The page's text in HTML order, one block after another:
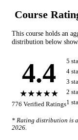
Course
This course holds an
distribution below
4.4
★★★★★
776 Verified Ratings
5
4
3
2
1
* Rating distribution is
2026.